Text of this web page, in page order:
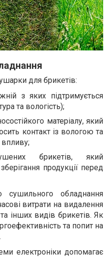
для брикетів:
з яких підтримується
та вологість);
матеріалу, який
контакт із вологою та
впливу;
брикетів, який
продукції перед
сушильного обладнання
витрати на видалення
інших видів брикетів. Як
та попит на
електроніки допомагає